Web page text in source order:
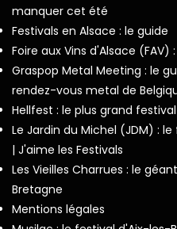
manquer cet été
Festivals en Alsace : le guide
Foire aux Vins d'Alsace
Graspop Metal Meeting : le
rendez-vous metal de
Hellfest : le plus grand
Le Jardin du Michel (JDM) :
| J'aime les Festivals
Les Vieilles Charrues : le
Bretagne
Mentions légales